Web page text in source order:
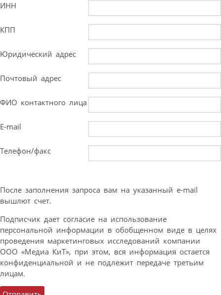
ИНН
КПП
Юридический адрес
Почтовый адрес
ФИО контактного лица
E-mail
Телефон/факс
После заполнения запроса вам на указанный e-mail
вышлют счет.
Подписчик дает согласие на использование
персональной информации в обобщенном виде в целях
проведения маркетинговых исследований компании
ООО «Медиа КиТ», при этом, вся информация остается
конфиденциальной и не подлежит передаче третьим
лицам.